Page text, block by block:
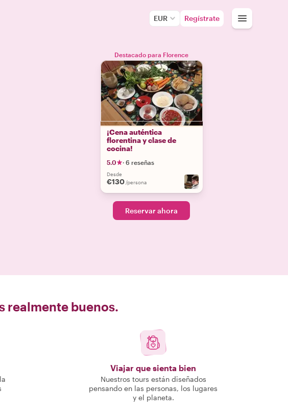
EUR Regístrate
Destacado para Florence
¡Cena auténtica
florentina y clase de
cocina!
5.0 · 6 reseñas
Desde
€130 /persona
Reservar ahora
realmente buenos.
Viajar que sienta bien
Nuestros tours están diseñados
pensando en las personas, los lugares
y el planeta.